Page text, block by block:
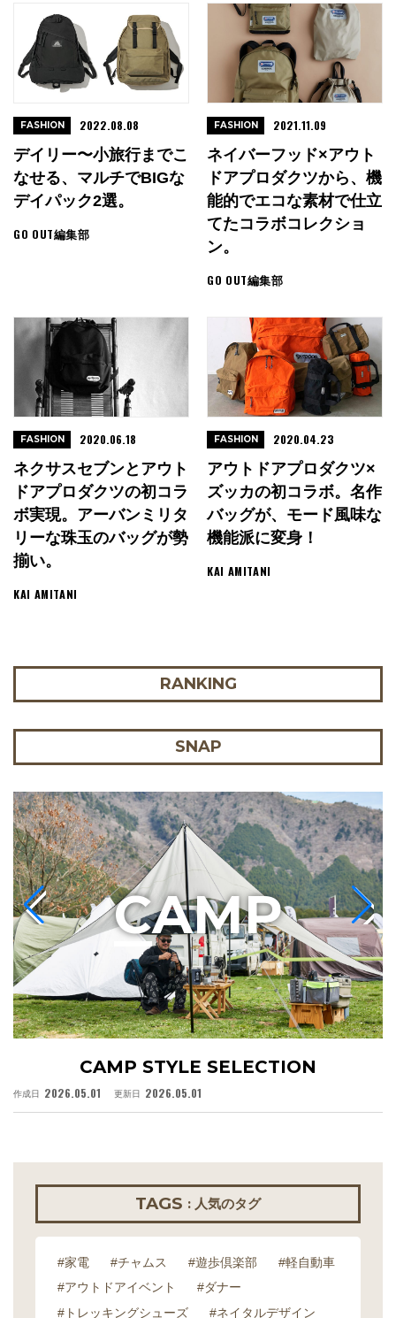
デイリー〜小旅行までこ
なせる、マルチでBIGな
デイパック2選。
GO OUT編集部
FASHION 2022.08.08
ネイバーフッド×アウト
ドアプロダクツから、機
能的でエコな素材で仕立
てたコラボコレクショ
ン。
GO OUT編集部
FASHION 2021.11.09
ネクサスセブンとアウト
ドアプロダクツの初コラ
ボ実現。アーバンミリタ
リーな珠玉のバッグが勢
揃い。
KAI AMITANI
FASHION 2020.06.18
アウトドアプロダクツ×
ズッカの初コラボ。名作
バッグが、モード風味な
機能派に変身！
KAI AMITANI
FASHION 2020.04.23
RANKING
SNAP
CAMP STYLE SELECTION
作成日 2026.05.01 更新日 2026.05.01
CAMP
TAGS : 人気のタグ
#家電 #チャムス #遊歩倶楽部
#軽自動車
#アウトドアイベント
#ダナー
#トレッキングシューズ
#ネイタルデザイン